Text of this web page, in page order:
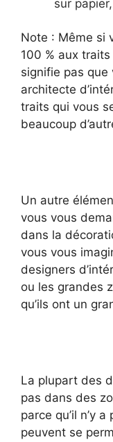
sur
Note : Même si
100 % aux
signifie pas que
architecte
traits qui vous
beaucoup
Un autre
vous vous
dans la
vous vous
designers
ou les grandes
qu’ils ont un
La plupart des
pas dans des
parce qu’il n’y
peuvent se